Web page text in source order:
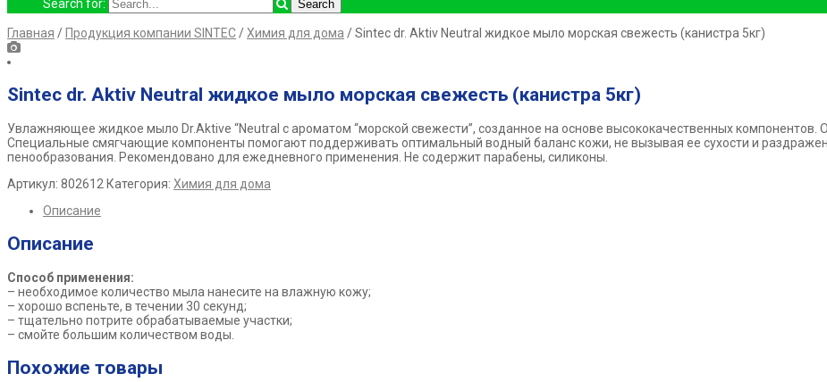
Search for:
Главная / Продукция компании SINTEC /Химия для дома / Sintec dr. Aktiv Neutral жидкое мыло морская свежесть (канистра 5кг)
Sintec dr. Aktiv Neutral жидкое мыло морская свежесть (канистра 5кг)
Увлажняющее жидкое мыло Dr.Aktive “Neutral с ароматом “морской свежести”, созданное на основе высококачественных
Специальные смягчающие компоненты помогают поддерживать оптимальный водный баланс кожи, не вызывая ее сухости и
пенообразования. Рекомендовано для ежедневного применения. Не содержит парабены, силиконы.
Артикул: 802612 Категория: Химия для дома
Описание
Описание
Способ применения:
– необходимое количество мыла нанесите на влажную кожу;
– хорошо вспеньте, в течении 30 секунд;
– тщательно потрите обрабатываемые участки;
– смойте большим количеством воды.
Похожие товары